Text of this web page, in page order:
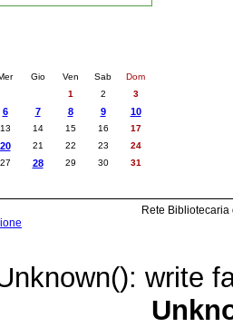
Gio Ven Sab
Dom
1
2 3
6 7 8 9 10
13 14 15 16
17
20 21 22 23
24
27 28 29 30 31
Rete
write